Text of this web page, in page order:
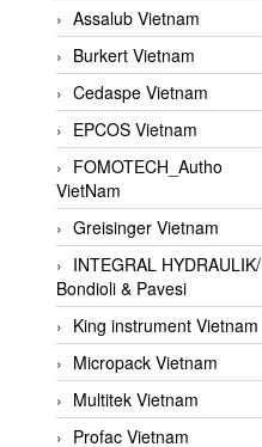
Assalub Vietnam
Burkert Vietnam
Cedaspe Vietnam
EPCOS Vietnam
FOMOTECH_Autho
VietNam
Greisinger Vietnam
INTEGRAL HYDRAULIK/
Bondioli & Pavesi
King instrument Vietnam
Micropack Vietnam
Multitek Vietnam
Profac Vietnam